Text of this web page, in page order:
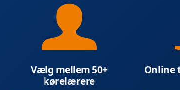
Vælg mellem 50+
kørelærere
Online